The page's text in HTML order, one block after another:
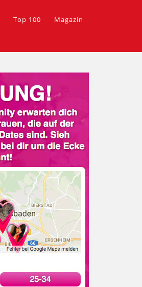
Top 100 Magazin